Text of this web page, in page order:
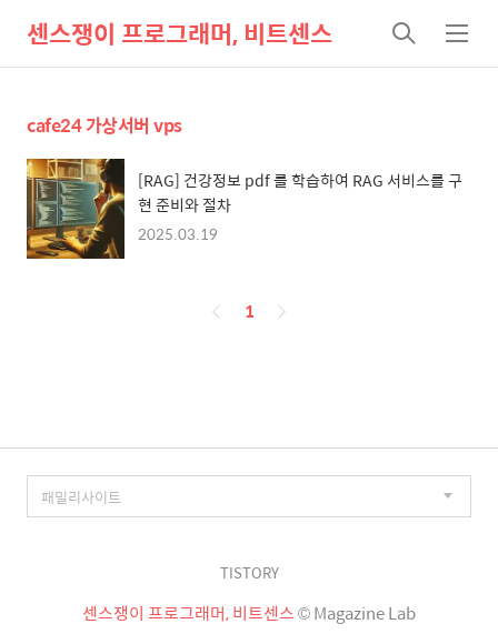
센스쟁이 프로그래머, 비트센스
검
색
메
뉴
cafe24 가상서버 vps
[RAG] 건강정보 pdf 를 학습하여 RAG 서비스를 구
현 준비와 절차
2025.03.19
페
1
TISTORY
센스쟁이 프로그래머, 비트센스© Magazine Lab